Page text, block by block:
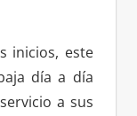
inicios, este
día a día
a sus